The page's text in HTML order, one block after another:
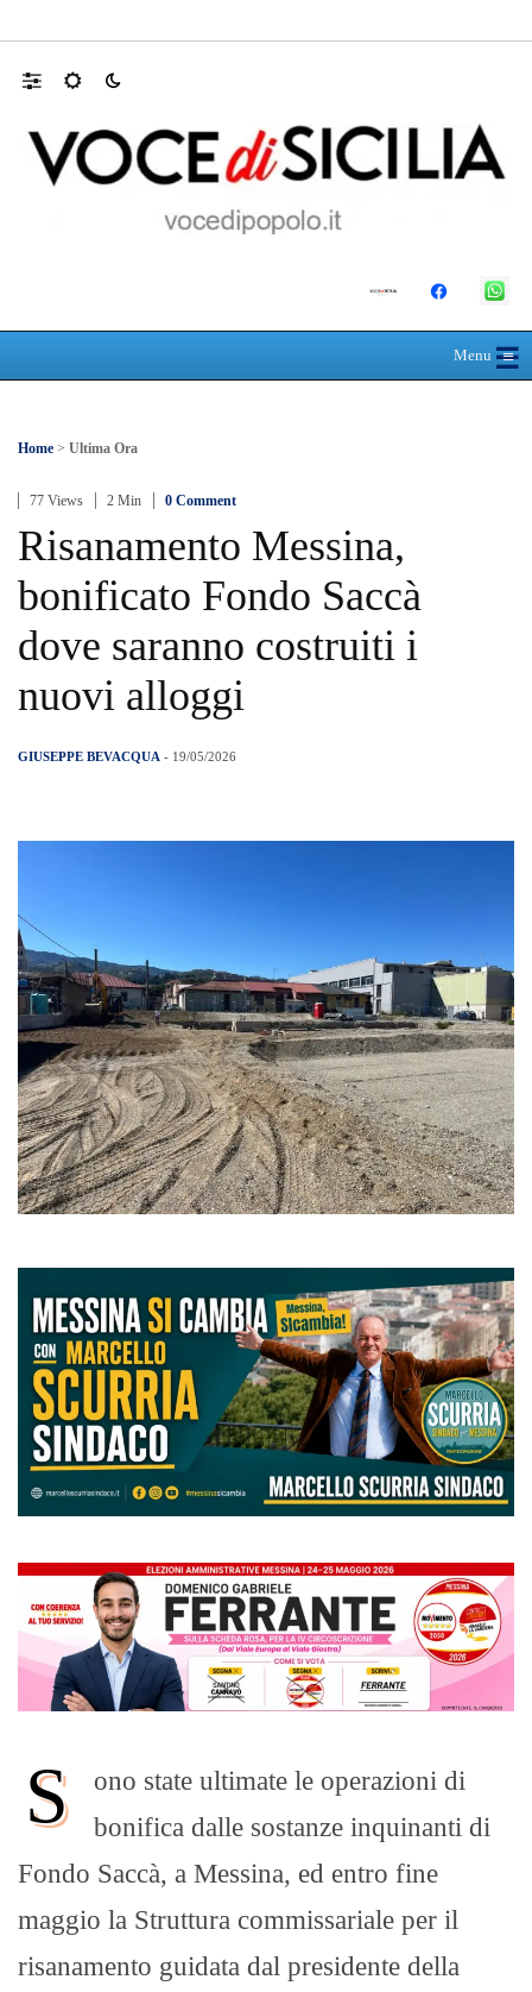
Menu≡
☰
Home > Ultima Ora
77 Views 2 Min 0 Comment
Risanamento Messina,
bonificato Fondo Saccà
dove saranno costruiti i
nuovi alloggi
GIUSEPPE BEVACQUA - 19/05/2026
S
ono state ultimate le operazioni di
bonifica dalle sostanze inquinanti di
Fondo Saccà, a Messina, ed entro fine
maggio la Struttura commissariale per il
risanamento guidata dal presidente della